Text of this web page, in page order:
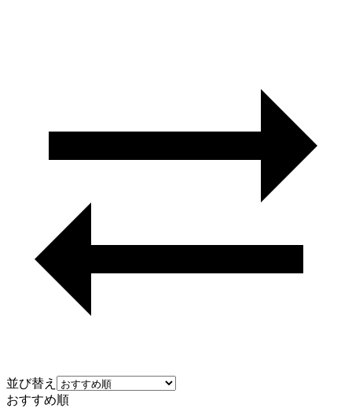
並び替え
おすすめ順